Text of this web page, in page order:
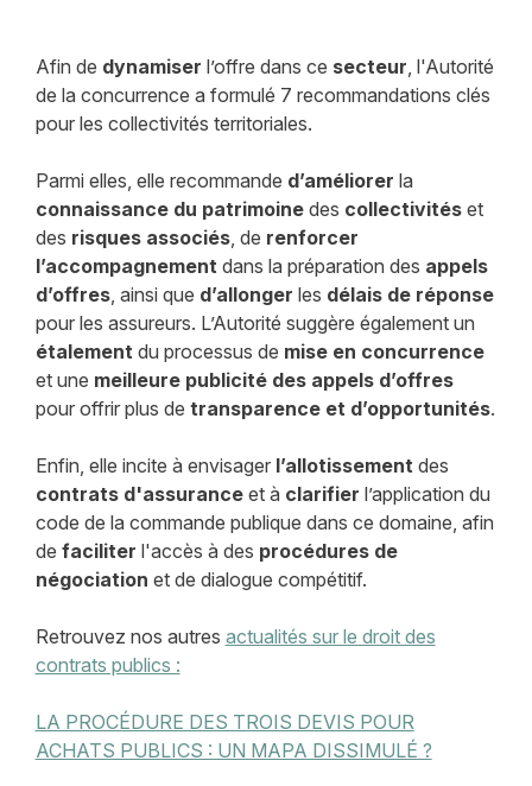
Afin de dynamiser l’offre dans ce secteur , l'Autorité
de la concurrence a formulé 7 recommandations clés
pour les collectivités territoriales.
Parmi elles, elle recommande d’améliorer la
connaissance du patrimoinedes collectivitéset
des risques associés, de renforcer
l’accompagnement dans la préparation des appels
d’offres, ainsi que d’allonger les délais de réponse
pour les assureurs. L’Autorité suggère également un
étalement du processus de mise en concurrence
et une meilleure publicité des appels d’offres
pour offrir plus de transparence et d’opportunités.
Enfin, elle incite à envisagerl’allotissement des
contrats d'assuranceet à clarifier l’application du
code de la commande publique dans ce domaine, afin
de faciliter l'accès à des procédures de
négociation et de dialogue compétitif.
Retrouvez nos autres actualités sur le droit des
contrats publics :
LA PROCÉDURE DES TROIS DEVIS POUR
ACHATS PUBLICS : UN MAPA DISSIMULÉ ?